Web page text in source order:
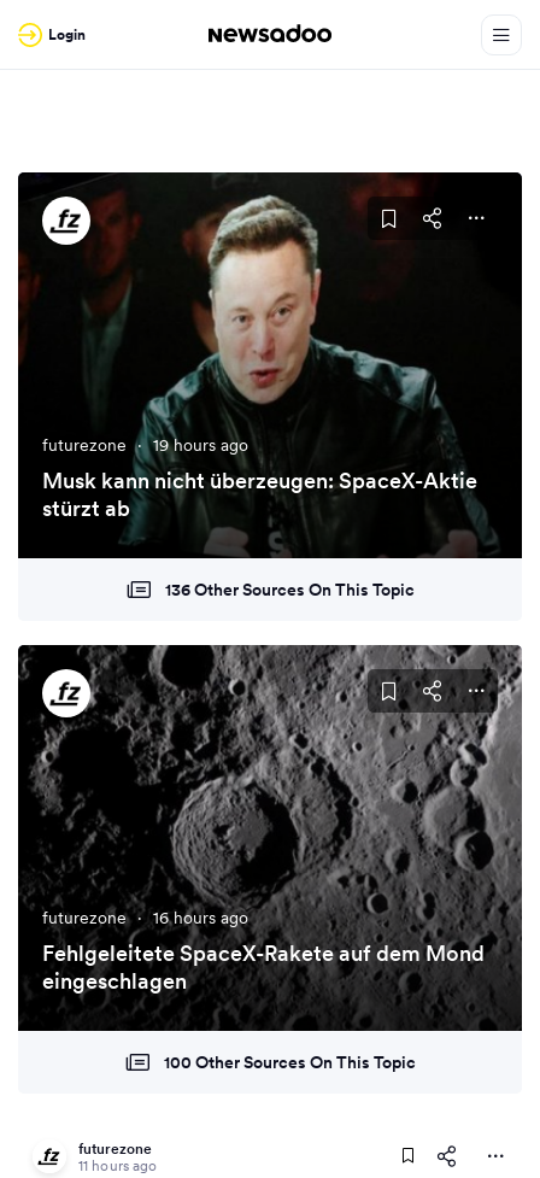
Login
futurezone · 19 hours ago
Musk kann nicht überzeugen: SpaceX-Aktie
stürzt ab
136 Other Sources On This Topic
futurezone · 16 hours ago
Fehlgeleitete SpaceX-Rakete auf dem Mond
eingeschlagen
100 Other Sources On This Topic
futurezone
11 hours ago